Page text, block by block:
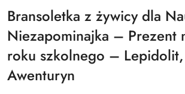
Bransoletka z żywicy dla
Niezapominajka – Prezent
roku szkolnego – Lepidolit,
Awenturyn